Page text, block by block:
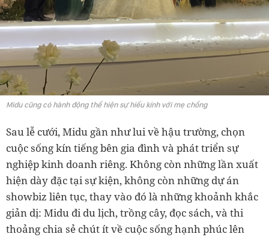
Midu cũng có hành động thể hiện sự hiếu kính với mẹ chồng
Sau lễ cưới, Midu gần như lui về hậu trường, chọn
cuộc sống kín tiếng bên gia đình và phát triển sự
nghiệp kinh doanh riêng. Không còn những lần xuất
hiện dày đặc tại sự kiện, không còn những dự án
showbiz liên tục, thay vào đó là những khoảnh khắc
giản dị: Midu đi du lịch, trồng cây, đọc sách, và thi
thoảng chia sẻ chút ít về cuộc sống hạnh phúc lên